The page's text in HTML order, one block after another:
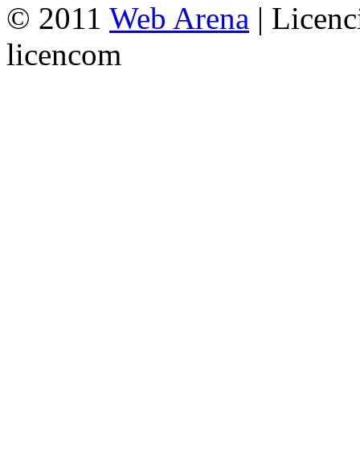
© 2011 Web Arena |
licencom